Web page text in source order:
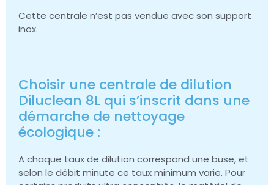
Cette centrale n’est pas vendue avec son support
inox.
Choisir une centrale de dilution
Diluclean 8L qui s’inscrit dans une
démarche de nettoyage
écologique :
A chaque taux de dilution correspond une buse, et
selon le débit minute ce taux minimum varie. Pour